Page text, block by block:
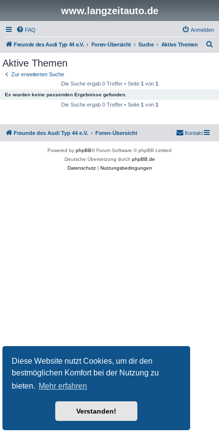
Diese Website nutzt Cookies, um dir den
bestmöglichen Komfort bei der Nutzung zu
bieten. Mehr erfahren
Verstanden!
www.langzeitauto.de
FAQ Anmelden
Freunde des Audi Typ 44 e.V. Foren-Übersicht Suche Aktive Themen
Aktive Themen
Zur erweiterten Suche
Die Suche ergab 0 Treffer • Seite 1 von 1
Es wurden keine passenden Ergebnisse gefunden.
Die Suche ergab 0 Treffer • Seite 1 von 1
Freunde des Audi Typ 44 e.V. Foren-Übersicht Kontakt
Powered by phpBB® Forum Software © phpBB Limited
Deutsche Übersetzung durch phpBB.de
Datenschutz| Nutzungsbedingungen